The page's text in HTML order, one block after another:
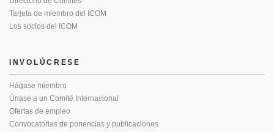
Tarjeta de miembro del ICOM
Los socios del ICOM
INVOLÚCRESE
Hágase miembro
Únase a un Comité Internacional
Ofertas de empleo
Convocatorias de ponencias y publicaciones